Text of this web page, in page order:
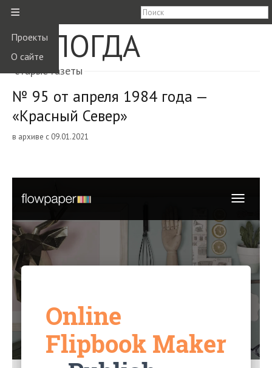
≡
Проекты
О сайте
ВОЛОГДА
старые газеты
№ 95 от апреля 1984 года —
«Красный Север»
в архиве с 09.01.2021